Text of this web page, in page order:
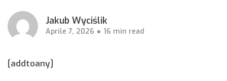
Jakub Wyciślik
Aprile 7, 2026 16 min read
[addtoany]